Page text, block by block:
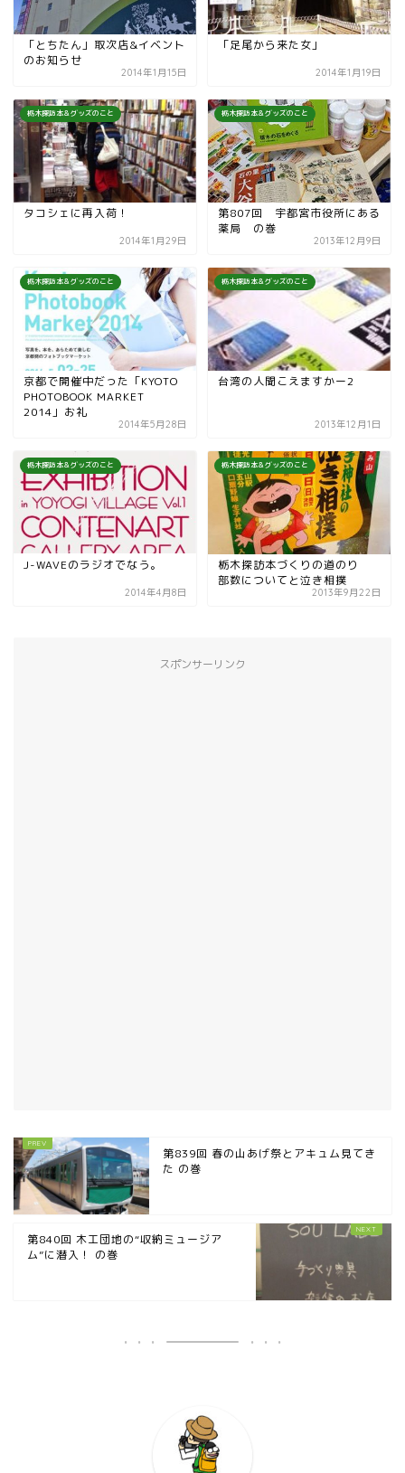
「とちたん」取次店&イベント
のお知らせ
2014年1月15日
「足尾から来た女」
2014年1月19日
栃木探訪本＆グッズのこと
タコシェに再入荷！
2014年1月29日
栃木探訪本＆グッズのこと
第807回 宇都宮市役所にある
薬局 の巻
2013年12月9日
栃木探訪本＆グッズのこと
京都で開催中だった「KYOTO
PHOTOBOOK MARKET
2014」お礼
2014年5月28日
栃木探訪本＆グッズのこと
台湾の人聞こえますかー2
2013年12月1日
栃木探訪本＆グッズのこと
J-WAVEのラジオでなう。
2014年4月8日
栃木探訪本＆グッズのこと
栃木探訪本づくりの道のり
部数についてと泣き相撲
2013年9月22日
スポンサーリンク
第839回 春の山あげ祭とアキュム見てき
た の巻
第840回 木工団地の“収納ミュージア
ム”に潜入！ の巻